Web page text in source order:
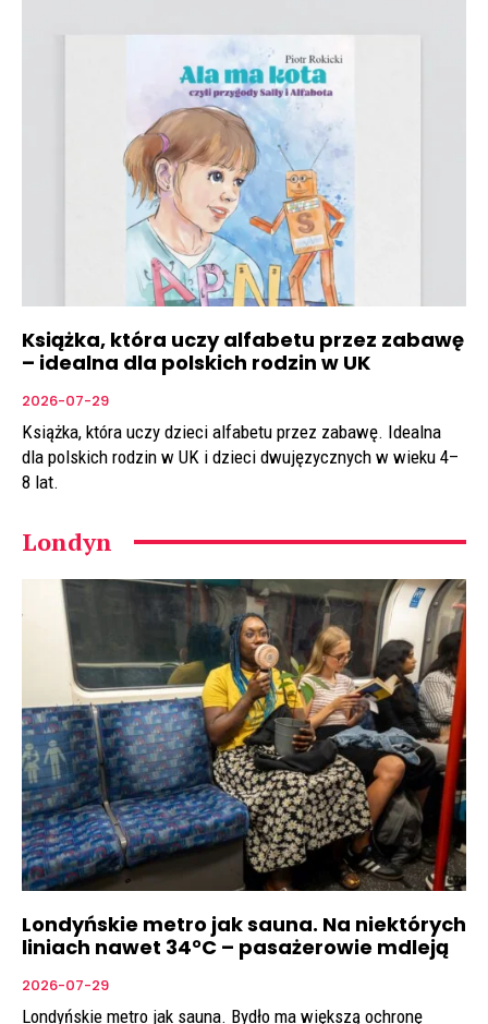
Książka, która uczy alfabetu przez zabawę
– idealna dla polskich rodzin w UK
2026-07-29
Książka, która uczy dzieci alfabetu przez zabawę. Idealna
dla polskich rodzin w UK i dzieci dwujęzycznych w wieku 4–
8 lat.
Londyn
Londyńskie metro jak sauna. Na niektórych
liniach nawet 34°C – pasażerowie mdleją
2026-07-29
Londyńskie metro jak sauna. Bydło ma większą ochronę